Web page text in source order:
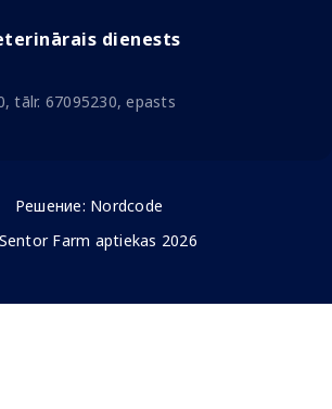
dienests
tālr. 67095230, epasts
Решение: Nordcode
Farm aptiekas 2026